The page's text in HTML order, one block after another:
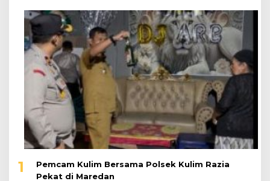
1
Pemcam Kulim Bersama Polsek Kulim Razia
Pekat di Maredan